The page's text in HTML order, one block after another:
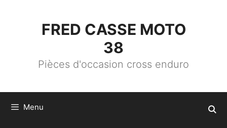
FRED CASSE MOTO
38
Pièces d'occasion cross enduro
Menu